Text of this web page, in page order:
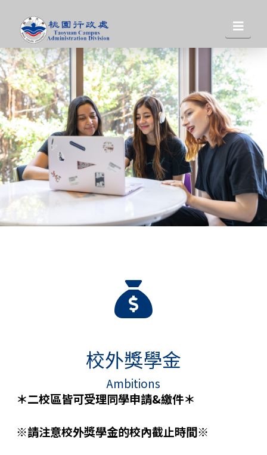
桃
園
行
政
處
校外獎學金
Ambitions
＊二校區皆可受理同學申請&繳件＊
※請注意校外獎學金的校內截止時間※